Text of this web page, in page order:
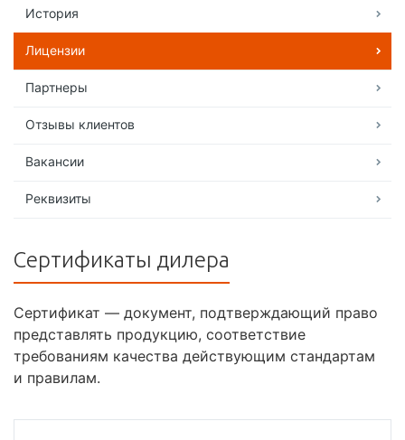
Сертификаты дилера
Сертификат — документ, подтверждающий право
представлять продукцию, соответствие
требованиям качества действующим стандартам
и правилам.
История
Лицензии
Партнеры
Отзывы клиентов
Вакансии
Реквизиты